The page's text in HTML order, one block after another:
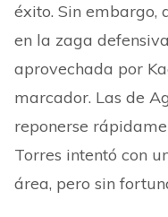
éxito. Sin embargo,
en la zaga
aprovechada por
marcador. Las de
reponerse
Torres intentó con
área, pero sin